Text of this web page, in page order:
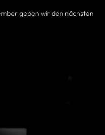
geben wir den nächsten